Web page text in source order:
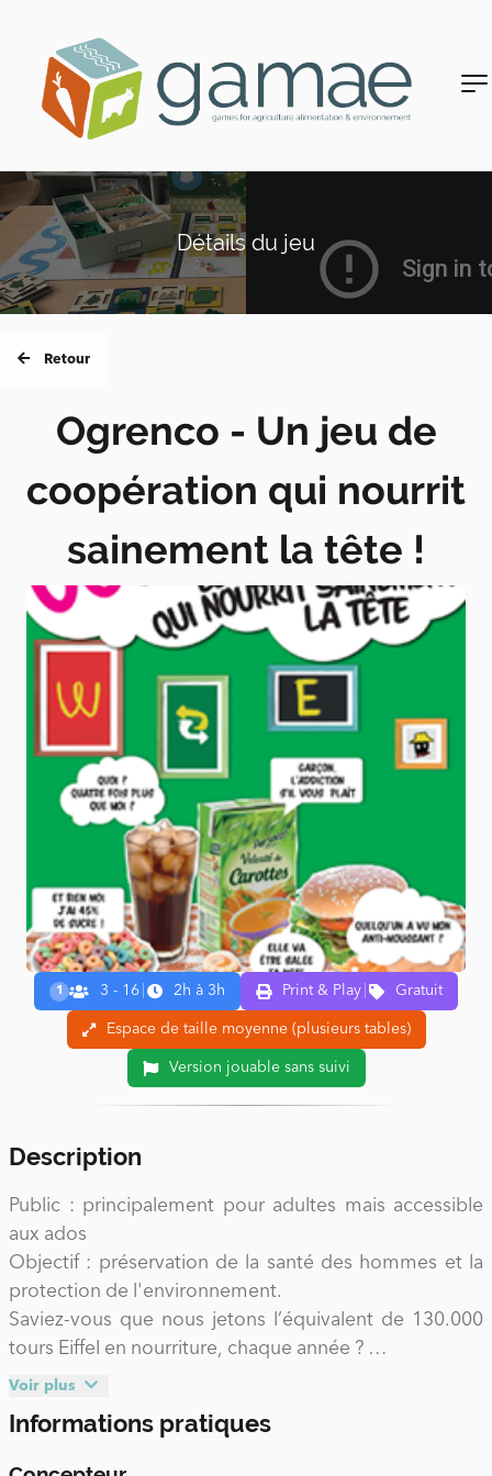
Détails du jeu
Retour
Ogrenco - Un jeu de
coopération qui nourrit
sainement la tête !
1 3 - 16 2h à 3h Print & Play Gratuit
Espace de taille moyenne (plusieurs tables)
Version jouable sans suivi
Description
Public : principalement pour adultes mais accessible
aux ados
Objectif : préservation de la santé des hommes et la
protection de l'environnement.
Saviez-vous que nous jetons l’équivalent de 130.000
tours Eiffel en nourriture, chaque année ?
Pour en savoir plus, rassemblez 3 à 16 personnes qui
respectant la Terre, des nutritionnistes promouvant la
consommation de bons fruits et légumes cultivés
Voir plus
Informations pratiques